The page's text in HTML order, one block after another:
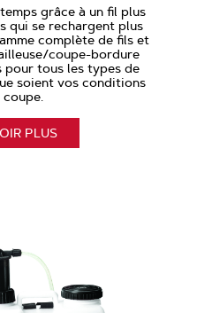
grâce à un fil plus
qui se rechargent plus
complète de fils et
coupe-bordure
tous les types de
soient vos conditions
coupe.
PLUS